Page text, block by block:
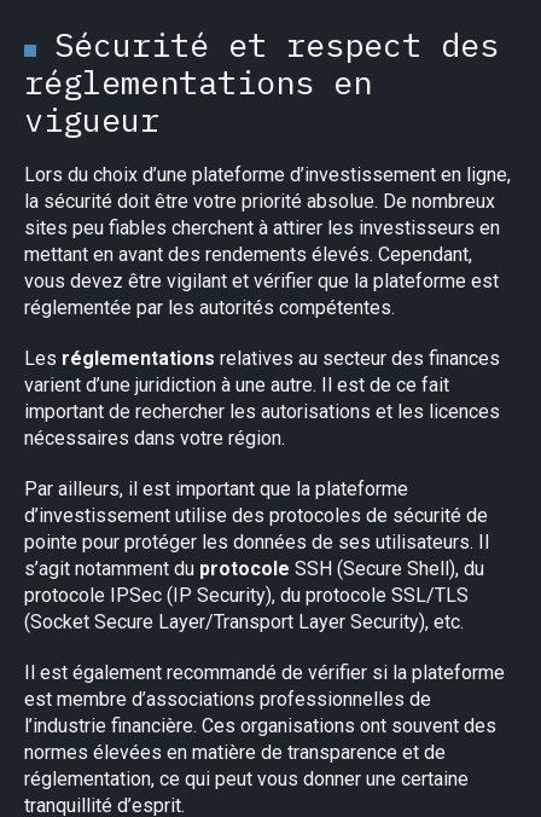
Sécurité et respect des
réglementations en
vigueur
Lors du choix d’une plateforme d’investissement en ligne,
la sécurité doit être votre priorité absolue. De nombreux
sites peu fiables cherchent à attirer les investisseurs en
mettant en avant des rendements élevés. Cependant,
vous devez être vigilant et vérifier que la plateforme est
réglementée par les autorités compétentes.
Les réglementations relatives au secteur des finances
varient d’une juridiction à une autre. Il est de ce fait
important de rechercher les autorisations et les licences
nécessaires dans votre région.
Par ailleurs, il est important que la plateforme
d’investissement utilise des protocoles de sécurité de
pointe pour protéger les données de ses utilisateurs. Il
s’agit notamment du protocole SSH (Secure Shell), du
protocole IPSec (IP Security), du protocole SSL/TLS
(Socket Secure Layer/Transport Layer Security), etc.
Il est également recommandé de vérifier si la plateforme
est membre d’associations professionnelles de
l’industrie financière. Ces organisations ont souvent des
normes élevées en matière de transparence et de
réglementation, ce qui peut vous donner une certaine
tranquillité d’esprit.